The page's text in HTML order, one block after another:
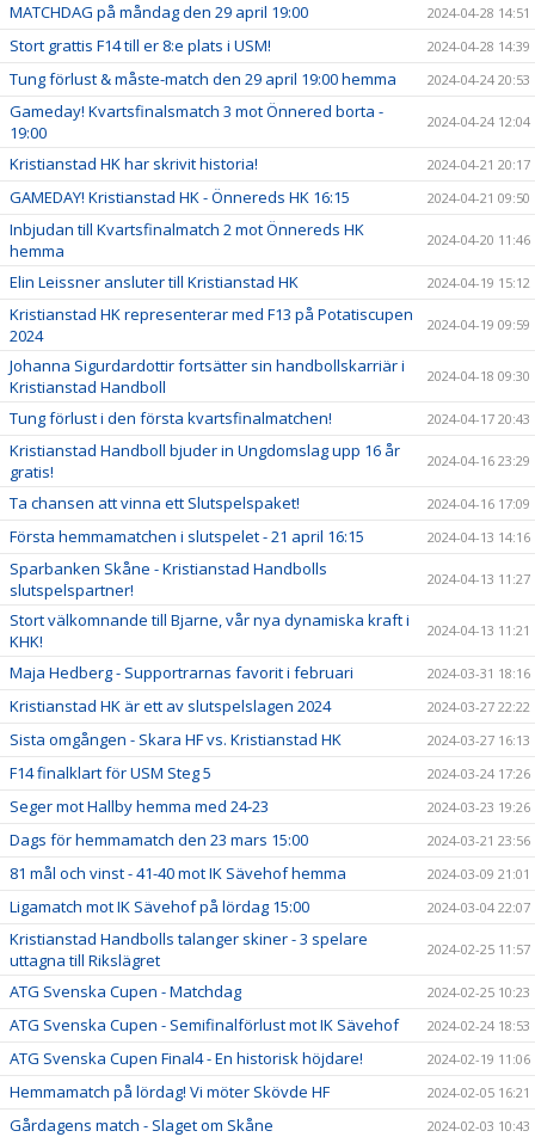
MATCHDAG på måndag den 29 april 19:00 2024-04-28 14:51
Stort grattis F14 till er 8:e plats i USM! 2024-04-28 14:39
Tung förlust & måste-match den 29 april 19:00 hemma 2024-04-24 20:53
Gameday! Kvartsfinalsmatch 3 mot Önnered borta -
19:00
2024-04-24 12:04
Kristianstad HK har skrivit historia! 2024-04-21 20:17
GAMEDAY! Kristianstad HK - Önnereds HK 16:15 2024-04-21 09:50
Inbjudan till Kvartsfinalmatch 2 mot Önnereds HK
hemma
2024-04-20 11:46
Elin Leissner ansluter till Kristianstad HK 2024-04-19 15:12
Kristianstad HK representerar med F13 på Potatiscupen
2024
2024-04-19 09:59
Johanna Sigurdardottir fortsätter sin handbollskarriär i
Kristianstad Handboll
2024-04-18 09:30
Tung förlust i den första kvartsfinalmatchen! 2024-04-17 20:43
Kristianstad Handboll bjuder in Ungdomslag upp 16 år
gratis!
2024-04-16 23:29
Ta chansen att vinna ett Slutspelspaket! 2024-04-16 17:09
Första hemmamatchen i slutspelet - 21 april 16:15 2024-04-13 14:16
Sparbanken Skåne - Kristianstad Handbolls
slutspelspartner!
2024-04-13 11:27
Stort välkomnande till Bjarne, vår nya dynamiska kraft i
KHK!
2024-04-13 11:21
Maja Hedberg - Supportrarnas favorit i februari 2024-03-31 18:16
Kristianstad HK är ett av slutspelslagen 2024 2024-03-27 22:22
Sista omgången - Skara HF vs. Kristianstad HK 2024-03-27 16:13
F14 finalklart för USM Steg 5 2024-03-24 17:26
Seger mot Hallby hemma med 24-23 2024-03-23 19:26
Dags för hemmamatch den 23 mars 15:00 2024-03-21 23:56
81 mål och vinst - 41-40 mot IK Sävehof hemma 2024-03-09 21:01
Ligamatch mot IK Sävehof på lördag 15:00 2024-03-04 22:07
Kristianstad Handbolls talanger skiner - 3 spelare
uttagna till Rikslägret
2024-02-25 11:57
ATG Svenska Cupen - Matchdag 2024-02-25 10:23
ATG Svenska Cupen - Semifinalförlust mot IK Sävehof 2024-02-24 18:53
ATG Svenska Cupen Final4 - En historisk höjdare! 2024-02-19 11:06
Hemmamatch på lördag! Vi möter Skövde HF 2024-02-05 16:21
Gårdagens match - Slaget om Skåne 2024-02-03 10:43